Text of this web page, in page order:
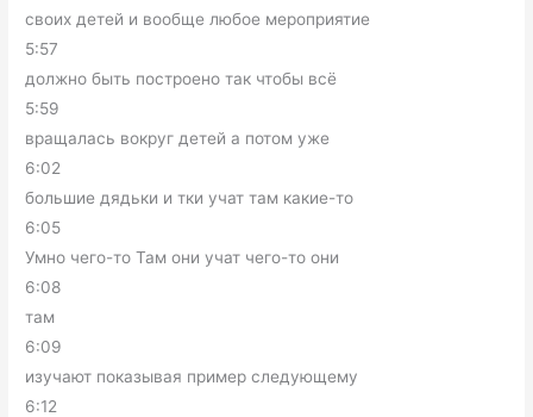
своих детей и вообще любое мероприятие
5:57
должно быть построено так чтобы всё
5:59
вращалась вокруг детей а потом уже
6:02
большие дядьки и тки учат там какие-то
6:05
Умно чего-то Там они учат чего-то они
6:08
там
6:09
изучают показывая пример следующему
6:12